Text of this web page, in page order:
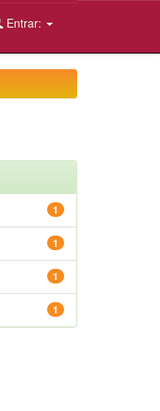
Entrar:
1
1
1
1